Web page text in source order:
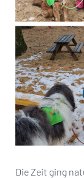
Die Zeit ging